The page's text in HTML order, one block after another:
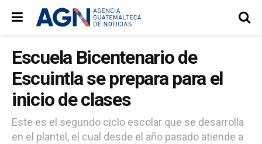
Escuela Bicentenario de
Escuintla se prepara para el
inicio de clases
Este es el segundo ciclo escolar que se desarrolla
en el plantel, el cual desde el año pasado atiende a